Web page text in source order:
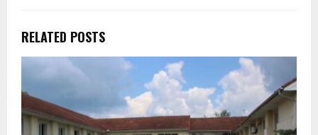
RELATED POSTS